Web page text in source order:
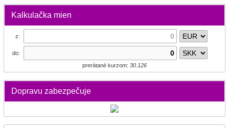
Kalkulačka mien
z:
do:
prerátané kurzom: 30.126
Dopravu zabezpečuje